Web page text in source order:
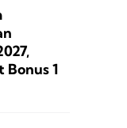
Bonus 1